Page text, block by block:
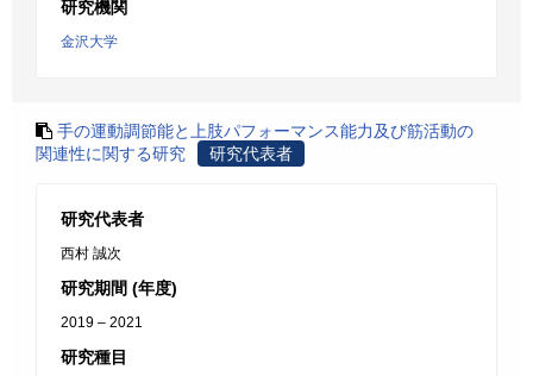
研究機関
金沢大学
手の運動調節能と上肢パフォーマンス能力及び筋活動の
関連性に関する研究
研究代表者
研究代表者
西村 誠次
研究期間 (年度)
2019 – 2021
研究種目